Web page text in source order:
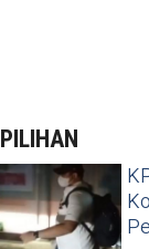
PILIHAN